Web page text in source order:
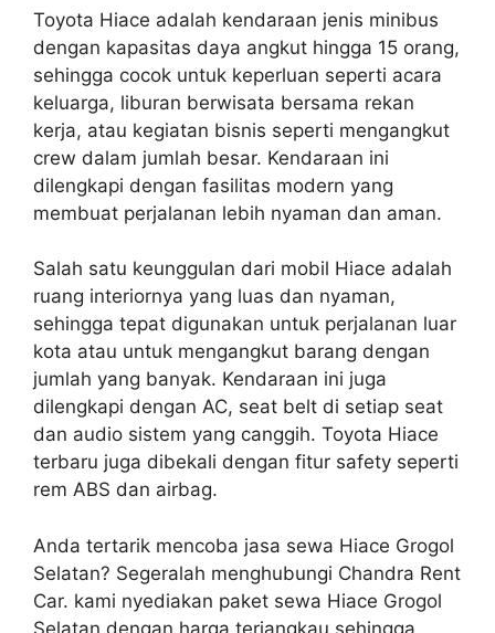
Toyota Hiace adalah kendaraan jenis minibus
dengan kapasitas daya angkut hingga 15 orang,
sehingga cocok untuk keperluan seperti acara
keluarga, liburan berwisata bersama rekan
kerja, atau kegiatan bisnis seperti mengangkut
crew dalam jumlah besar. Kendaraan ini
dilengkapi dengan fasilitas modern yang
membuat perjalanan lebih nyaman dan aman.
Salah satu keunggulan dari mobil Hiace adalah
ruang interiornya yang luas dan nyaman,
sehingga tepat digunakan untuk perjalanan luar
kota atau untuk mengangkut barang dengan
jumlah yang banyak. Kendaraan ini juga
dilengkapi dengan AC, seat belt di setiap seat
dan audio sistem yang canggih. Toyota Hiace
terbaru juga dibekali dengan fitur safety seperti
rem ABS dan airbag.
Anda tertarik mencoba jasa sewa Hiace Grogol
Selatan? Segeralah menghubungi Chandra Rent
Car. kami nyediakan paket sewa Hiace Grogol
Selatan dengan harga terjangkau sehingga